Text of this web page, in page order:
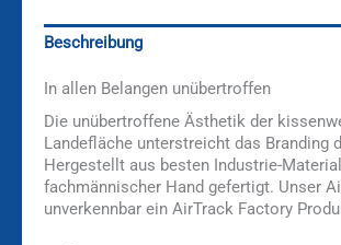
Beschreibung
In allen Belangen unübertroffen
Die unübertroffene Ästhetik der
Landefläche unterstreicht das Branding
Hergestellt aus besten Industrie-
fachmännischer Hand gefertigt. Unser
unverkennbar ein AirTrack Factory